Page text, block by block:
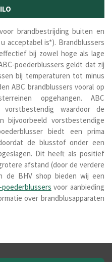
voor brandbestrijding buiten en
acceptabel is*). Brandblussers
bij zowel hoge als lage
poederblussers geldt dat zij
bij temperaturen tot minus
ABC brandblussers vooral op
opgehangen. ABC
waardoor de
bijvoorbeeld vorstbestendige
biedt een prima
de blusstof onder een
Dit heeft als positief
afstand (door de verdere
de BHV shop bieden wij een
poederblussers voor aanbieding
over brandblusapparaten